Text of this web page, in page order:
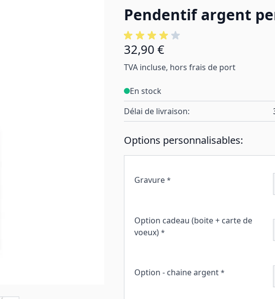
Pendentif argent
32,90 €
TVA incluse, hors frais de port
En stock
Délai de livraison:
Options personnalisables:
Gravure *
Option cadeau (boite + carte de
voeux) *
Option - chaine argent *